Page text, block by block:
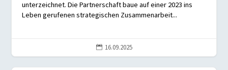
unterzeichnet. Die Partnerschaft baue auf einer 2023 ins
Leben gerufenen strategischen Zusammenarbeit...
 16.09.2025